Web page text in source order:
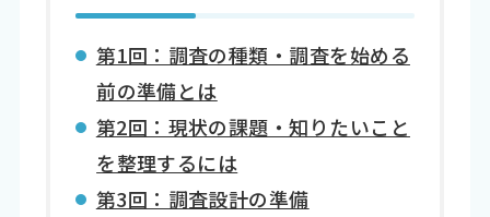
第1回：調査の種類・調査を始める
前の準備とは
第2回：現状の課題・知りたいこと
を整理するには
第3回：調査設計の準備